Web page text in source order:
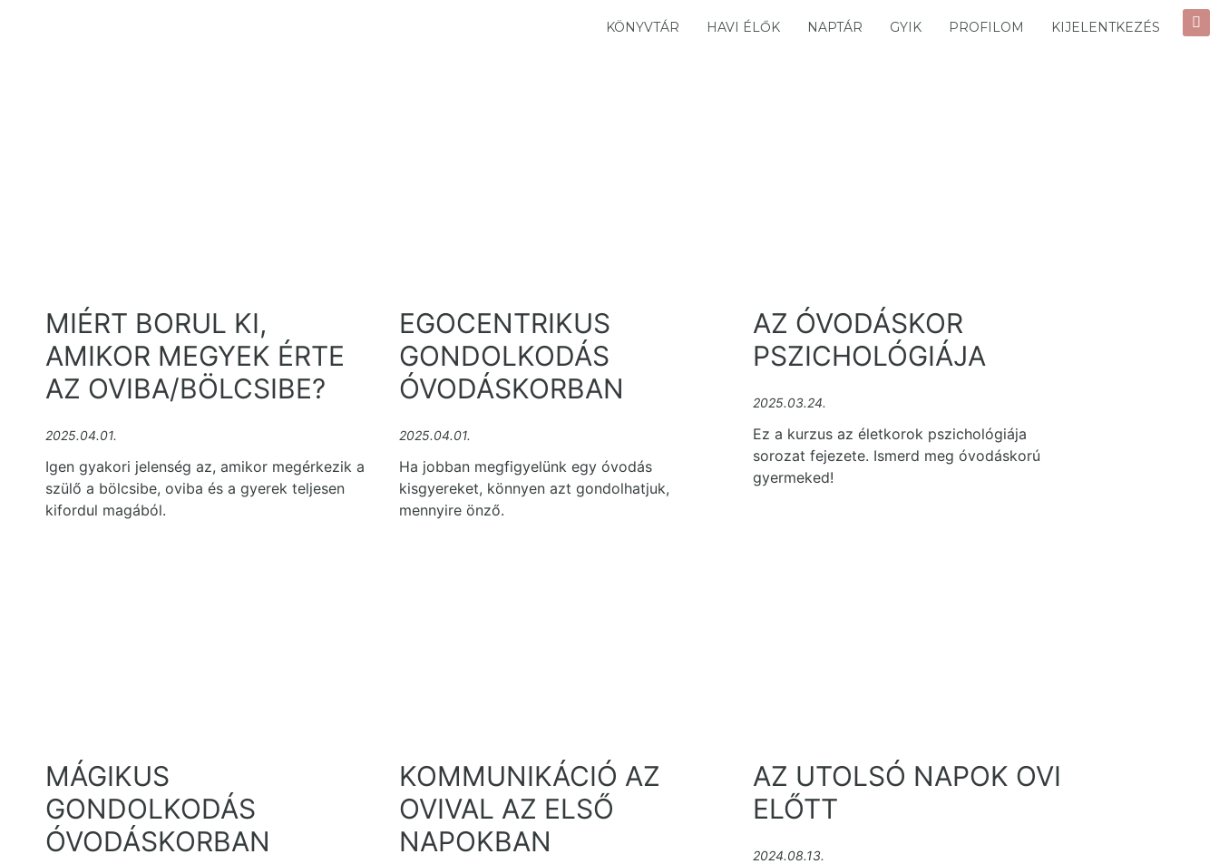
KÖNYVTÁR HAVI ÉLŐK NAPTÁR GYIK PROFILOM KIJELENTKEZÉS
MIÉRT BORUL KI,
AMIKOR MEGYEK ÉRTE
AZ OVIBA/BÖLCSIBE?
2025.04.01.
Igen gyakori jelenség az, amikor megérkezik a
szülő a bölcsibe, oviba és a gyerek teljesen
kifordul magából.
EGOCENTRIKUS
GONDOLKODÁS
ÓVODÁSKORBAN
2025.04.01.
Ha jobban megfigyelünk egy óvodás
kisgyereket, könnyen azt gondolhatjuk,
mennyire önző.
AZ ÓVODÁSKOR
PSZICHOLÓGIÁJA
2025.03.24.
Ez a kurzus az életkorok pszichológiája
sorozat fejezete. Ismerd meg óvodáskorú
gyermeked!
MÁGIKUS
GONDOLKODÁS
ÓVODÁSKORBAN
KOMMUNIKÁCIÓ AZ
OVIVAL AZ ELSŐ
NAPOKBAN
AZ UTOLSÓ NAPOK OVI
ELŐTT
2024.08.13.